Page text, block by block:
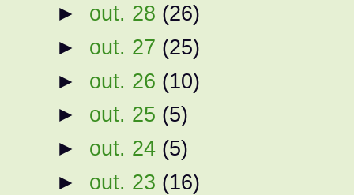
► out. 28 (26)
► out. 27 (25)
► out. 26 (10)
► out. 25 (5)
► out. 24 (5)
► out. 23 (16)